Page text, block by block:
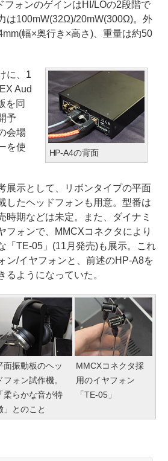
フォンのゲインはHI/LOの2段階で
は100mW(32Ω)/20mW(300Ω)。外
幅×奥行き×高さ)、重量は約50
HP-A4の背面
に、1
Aud
を同
予
会場
を使
展示として、リボンタイプの平面
したヘッドフォンも用意。型番は
時期などは未定。また、ダイナミ
フォンで、MMCXコネクタにより
「TE-05」(11月発売)も展示。これ
ン/イヤフォンと、前述のHP-A8を
るようになっていた。
面振動板のヘッ
フォン試作機。
「柔らかな音が特
」とのこと
MMCXコネクタ採
用のイヤフォン
「TE-05」